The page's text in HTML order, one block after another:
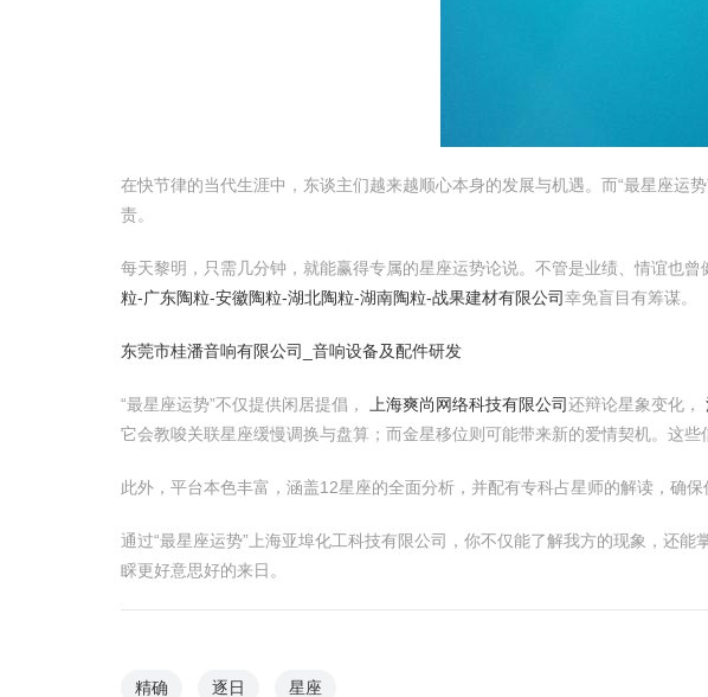
在快节律的当代生涯中，东谈主们越来越顺心本身的发展与机遇。而“最星座运
责。
每天黎明，只需几分钟，就能赢得专属的星座运势论说。不管是业绩、情谊也
粒-广东陶粒-安徽陶粒-湖北陶粒-湖南陶粒-战果建材有限公司幸免盲目有筹谋。
东莞市桂潘音响有限公司_音响设备及配件研发
“最星座运势”不仅提供闲居提倡， 上海爽尚网络科技有限公司还辩论星象变化，
它会教唆关联星座缓慢调换与盘算；而金星移位则可能带来新的爱情契机。这
此外，平台本色丰富，涵盖12星座的全面分析，并配有专科占星师的解读，确
通过“最星座运势”上海亚埠化工科技有限公司，你不仅能了解我方的现象，还
睬更好意思好的来日。
精确 逐日 星座